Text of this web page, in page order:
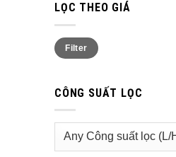
LỌC THEO GIÁ
Min
price
Max
priceFilter
CÔNG SUẤT LỌC